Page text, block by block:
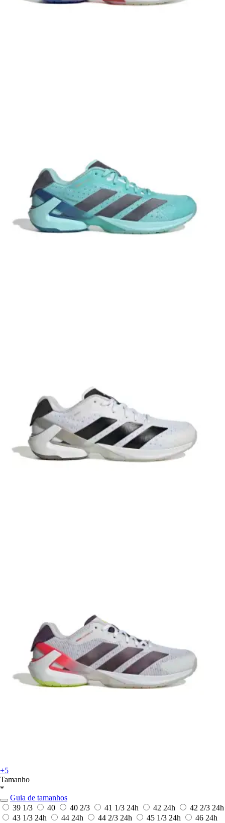
+5
Tamanho
*
Guia de tamanhos
39 1/3
40 40 2/3 41 1/3 24h 42 24h 42 2/3 24h
43 1/3 24h 44 24h 44 2/3 24h 45 1/3 24h 46 24h